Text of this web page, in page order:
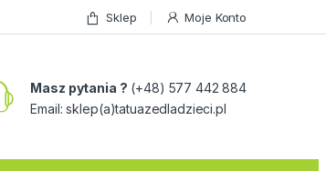
Sklep Moje Konto
Masz pytania ? (+48) 577 442 884
Email: sklep(a)tatuazedladzieci.pl